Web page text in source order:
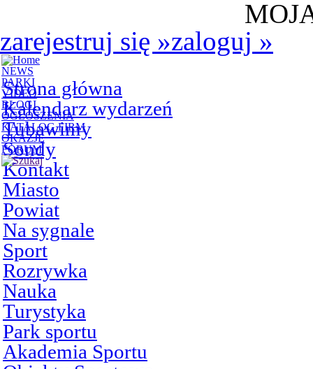
zarejestruj się »zaloguj »
NEWS
PARKI
VIDEO
BLOGI
OGŁOSZENIA
KATALOG FIRM
OKAZJE
FORUM
Strona główna
Kalendarz wydarzeń
Tubawimy
Sondy
Kontakt
Miasto
Powiat
Na sygnale
Sport
Rozrywka
Nauka
Turystyka
Park sportu
Akademia Sportu